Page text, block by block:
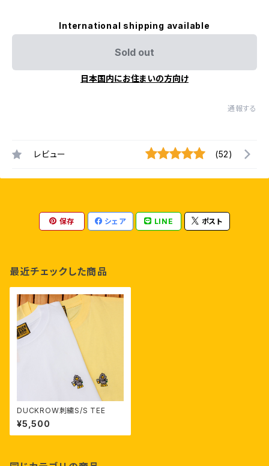
International shipping available
Sold out
日本国内にお住まいの方向け
通報する
レビュー (52)
保存 シェア LINE ポスト
最近チェックした商品
DUCKROW刺繍S/S TEE
¥5,500